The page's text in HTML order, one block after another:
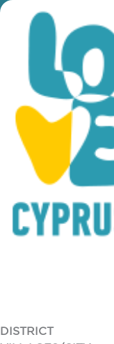
You are here: Home
COFFEE ISLAND
COFFEE
DISTRICT